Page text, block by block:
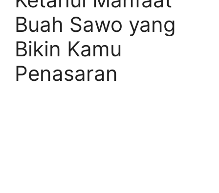
Buah Sawo yang
Bikin Kamu
Penasaran